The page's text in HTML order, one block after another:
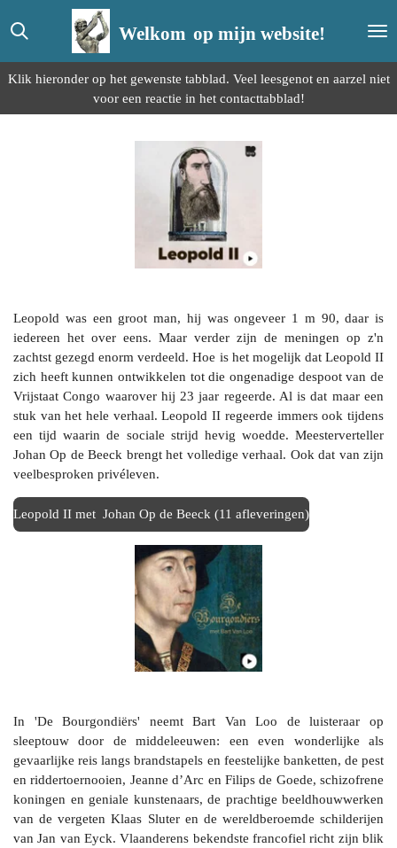
direct
de
Welkom op mijn website!
Klik hieronder op het gewenste tabblad. Veel leesgenot en aarzel niet
voor een reactie in het contacttabblad!
Leopold was een groot man, hij was ongeveer 1 m 90, daar is
iedereen het over eens. Maar verder zijn de meningen op z'n
zachtst gezegd enorm verdeeld. Hoe is het mogelijk dat Leopold II
zich heeft kunnen ontwikkelen tot die ongenadige despoot van de
Vrijstaat Congo waarover hij 23 jaar regeerde. Al is dat maar een
stuk van het hele verhaal. Leopold II regeerde immers ook tijdens
een tijd waarin de sociale strijd hevig woedde. Meesterverteller
Johan Op de Beeck brengt het volledige verhaal. Ook dat van zijn
veelbesproken privéleven.
Leopold II met Johan Op de Beeck (11 afleveringen)
In 'De Bourgondiërs' neemt Bart Van Loo de luisteraar op
sleeptouw door de middeleeuwen: een even wonderlijke als
gevaarlijke reis langs brandstapels en feestelijke banketten, de pest
en riddertoernooien, Jeanne d’Arc en Filips de Goede, schizofrene
koningen en geniale kunstenaars, de prachtige beeldhouwwerken
van de vergeten Klaas Sluter en de wereldberoemde schilderijen
van Jan van Eyck. Vlaanderens bekendste francofiel richt zijn blik